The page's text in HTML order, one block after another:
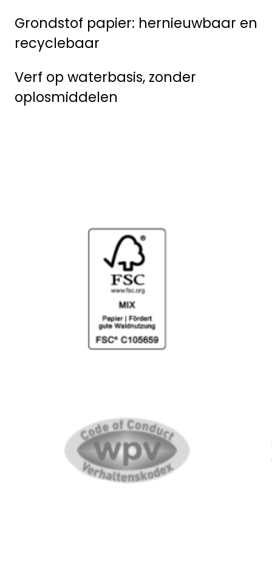
Grondstof papier: hernieuwbaar en
recyclebaar
Verf op waterbasis, zonder
oplosmiddelen